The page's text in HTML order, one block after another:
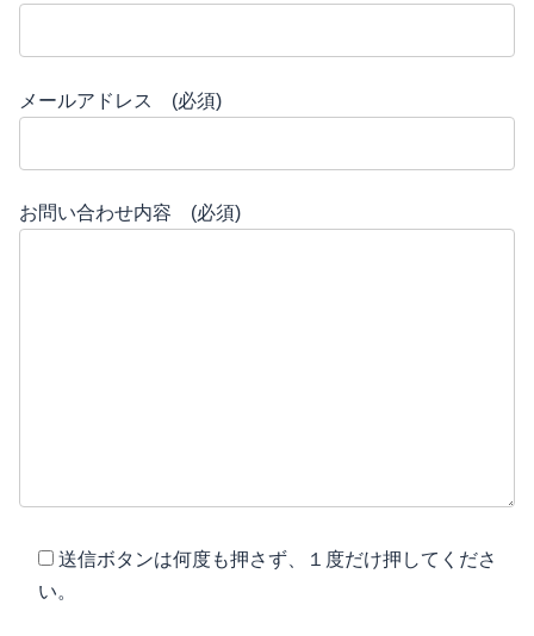
メールアドレス (必須)
お問い合わせ内容 (必須)
送信ボタンは何度も押さず、１度だけ押してくださ
い。